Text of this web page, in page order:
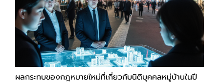
ผลกระทบของกฎหมายใหม่ที่เกี่ยวกับนิติบุคคลหมู่บ้านในปี